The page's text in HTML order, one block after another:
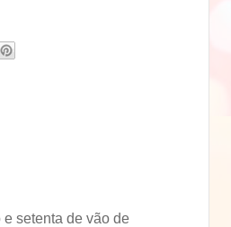
setenta de vão de